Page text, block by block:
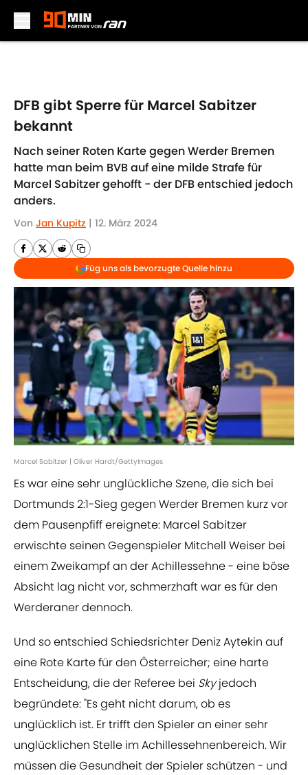
DFB gibt Sperre für Marcel Sabitzer
bekannt
Nach seiner Roten Karte gegen Werder Bremen
hatte man beim BVB auf eine milde Strafe für
Marcel Sabitzer gehofft - der DFB entschied jedoch
anders.
Von Jan Kupitz | 12. März 2024
Füg uns als bevorzugte Quelle hinzu
Marcel Sabitzer | Oliver Hardt/GettyImages
Es war eine sehr unglückliche Szene, die sich bei
Dortmunds 2:1-Sieg gegen Werder Bremen kurz vor
dem Pausenpfiff ereignete: Marcel Sabitzer
erwischte seinen Gegenspieler Mitchell Weiser bei
einem Zweikampf an der Achillessehne - eine böse
Absicht lag nicht vor, schmerzhaft war es für den
Werderaner dennoch.
Und so entschied Schiedsrichter Deniz Aytekin auf
eine Rote Karte für den Österreicher; eine harte
Entscheidung, die der Referee bei Skyjedoch
begründete: "Es geht nicht darum, ob es
unglücklich ist. Er trifft den Spieler an einer sehr
unglücklichen Stelle im Achillessehnenbereich. Wir
müssen die Gesundheit der Spieler schützen - und